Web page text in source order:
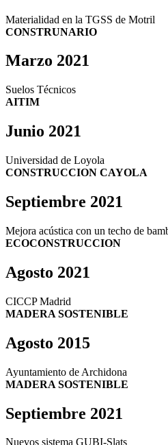
Materialidad en la TGSS de Motril
CONSTRUNARIO
Marzo 2021
Suelos Técnicos
AITIM
Junio 2021
Universidad de Loyola
CONSTRUCCION CAYOLA
Septiembre 2021
Mejora acústica con un techo de
ECOCONSTRUCCION
Agosto 2021
CICCP Madrid
MADERA SOSTENIBLE
Agosto 2015
Ayuntamiento de Archidona
MADERA SOSTENIBLE
Septiembre 2021
Nuevos sistema GUBI-Slats